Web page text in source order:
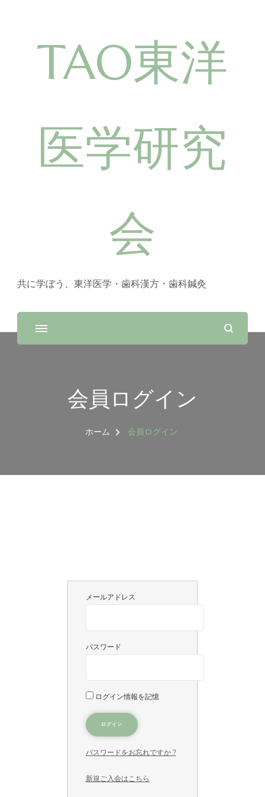
TAO東洋
医学研究
会
共に学ぼう、東洋医学・歯科漢方・歯科鍼灸
会員ログイン
ホーム 会員ログイン
メールアドレス
パスワード
ログイン情報を記憶
パスワードをお忘れですか ?
新規ご入会はこちら